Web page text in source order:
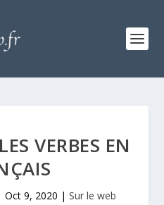
VERBES EN
Oct 9, 2020 | Sur le web